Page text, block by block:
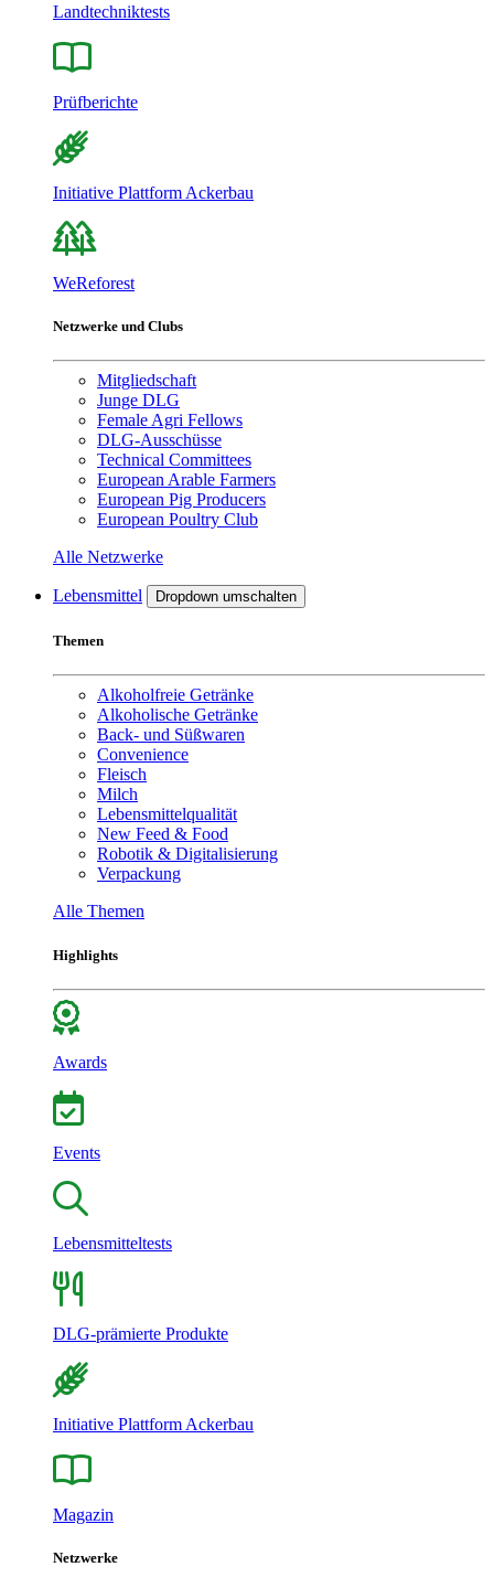
Landtechniktests
Prüfberichte
Initiative Plattform Ackerbau
WeReforest
Netzwerke und Clubs
Mitgliedschaft
Junge DLG
Female Agri Fellows
DLG-Ausschüsse
Technical Committees
European Arable Farmers
European Pig Producers
European Poultry Club
Alle Netzwerke
Lebensmittel Dropdown umschalten
Themen
Alkoholfreie Getränke
Alkoholische Getränke
Back- und Süßwaren
Convenience
Fleisch
Milch
Lebensmittelqualität
New Feed & Food
Robotik & Digitalisierung
Verpackung
Alle Themen
Highlights
Awards
Events
Lebensmitteltests
DLG-prämierte Produkte
Initiative Plattform Ackerbau
Magazin
Netzwerke